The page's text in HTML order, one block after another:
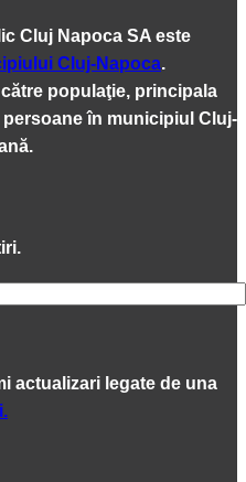
Cluj Napoca SA este
Cluj-Napoca.
populaţie, principala
în municipiul Cluj-
actualizari legate de una